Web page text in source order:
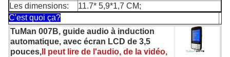
Les dimensions:
11.7* 5,9*1,7 CM;
C'est quoi ça?
TuMan 007B, guide audio à induction
automatique, avec écran LCD de 3,5
pouces, Il peut lire de l'audio, de la vidéo,